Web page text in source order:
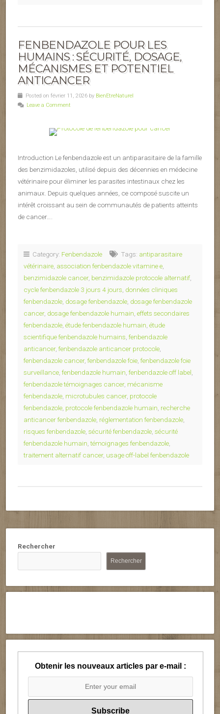
FENBENDAZOLE POUR LES
HUMAINS : SÉCURITÉ, DOSAGE,
MÉCANISMES ET POTENTIEL
ANTICANCER
Posted on février 11, 2026 by BienEtreNaturel
Leave a Comment
Introduction Le fenbendazole est un antiparasitaire de la famille
des benzimidazoles, utilisé depuis des décennies en médecine
vétérinaire pour éliminer les parasites intestinaux chez les
animaux. Depuis quelques années, ce composé suscite un
intérêt croissant au sein de communautés de patients atteints
de cancer….
Category: Fenbendazole Tags: antiparasitaire
vétérinaire association fenbendazole vitamine e
benzimidazole cancer, benzimidazole protocole alternatif
cycle fenbendazole 3 jours 4 jours données cliniques
fenbendazole dosage fenbendazole dosage fenbendazole
cancer, dosage fenbendazole humain effets secondaires
fenbendazole étude fenbendazole humain étude
scientifique fenbendazole humains fenbendazole
anticancer, fenbendazole anticancer protocole
fenbendazole cancer, fenbendazole foie fenbendazole foie
surveillance fenbendazole humain fenbendazole off label
fenbendazole témoignages cancer, mécanisme
fenbendazole microtubules cancer, protocole
fenbendazole protocole fenbendazole humain recherche
anticancer fenbendazole réglementation fenbendazole
risques fenbendazole sécurité fenbendazole sécurité
fenbendazole humain ,témoignages fenbendazole
traitement alternatif cancer, usage off-label fenbendazole
Rechercher
Rechercher
Obtenir les nouveaux articles par e-mail :